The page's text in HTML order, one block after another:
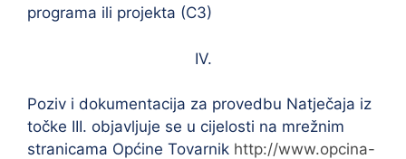
programa ili projekta (C3)
IV.
Poziv i dokumentacija za provedbu Natječaja iz
točke III. objavljuje se u cijelosti na mrežnim
stranicama Općine Tovarnik http://www.opcina-